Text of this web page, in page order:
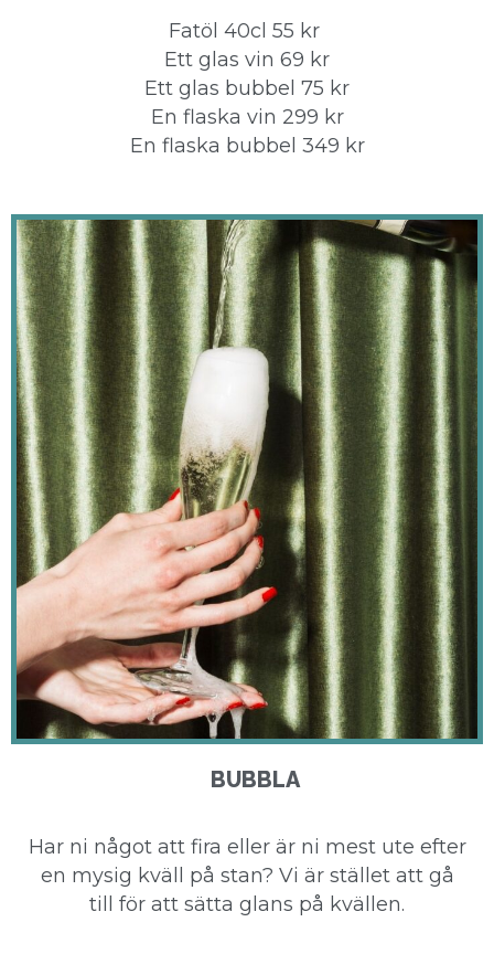
Fatöl 40cl 55 kr
Ett glas vin 69 kr
Ett glas bubbel 75 kr
En flaska vin 299 kr
En flaska bubbel 349 kr
BUBBLA
Har ni något att fira eller är ni mest ute efter
en mysig kväll på stan? Vi är stället att gå
till för att sätta glans på kvällen.